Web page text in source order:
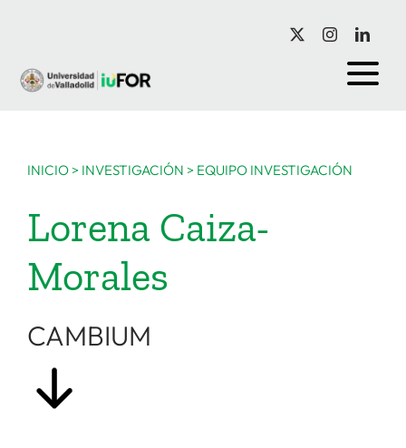
contenido
INICIO> INVESTIGACIÓN > EQUIPO INVESTIGACIÓN
Lorena Caiza-
Morales
CAMBIUM